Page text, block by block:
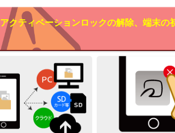
アクティベーションロックの解除、端末